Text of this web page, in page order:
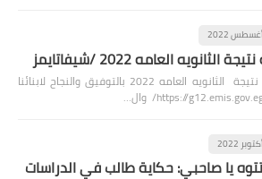
الثانويه العامه 2022 /شيفاتايمز
ل معرفة نتيجة الثانويه العامه 2022 بالتوفيق والنجاح لابنائنا
يا صاحبي: حكاية طالب في الدراسات